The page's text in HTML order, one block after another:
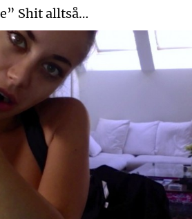
Shit alltså…